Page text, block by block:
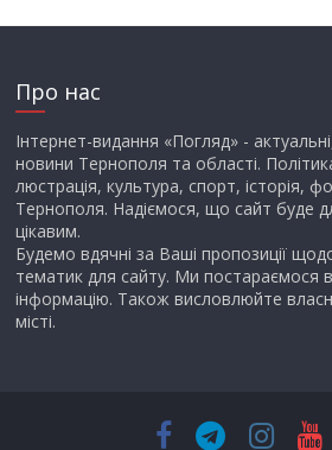
Про нас
Інтернет-видання «Погляд» -
новини Тернополя та області.
люстрація, культура, спорт, історія,
Тернополя. Надіємося, що сайт буде
цікавим.
Будемо вдячні за Ваші пропозиції
тематик для сайту. Ми постараємося
інформацію. Також висловлюйте
місті.